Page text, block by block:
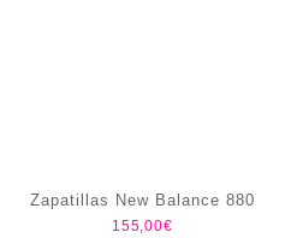
Zapatillas New Balance 880
155,00€